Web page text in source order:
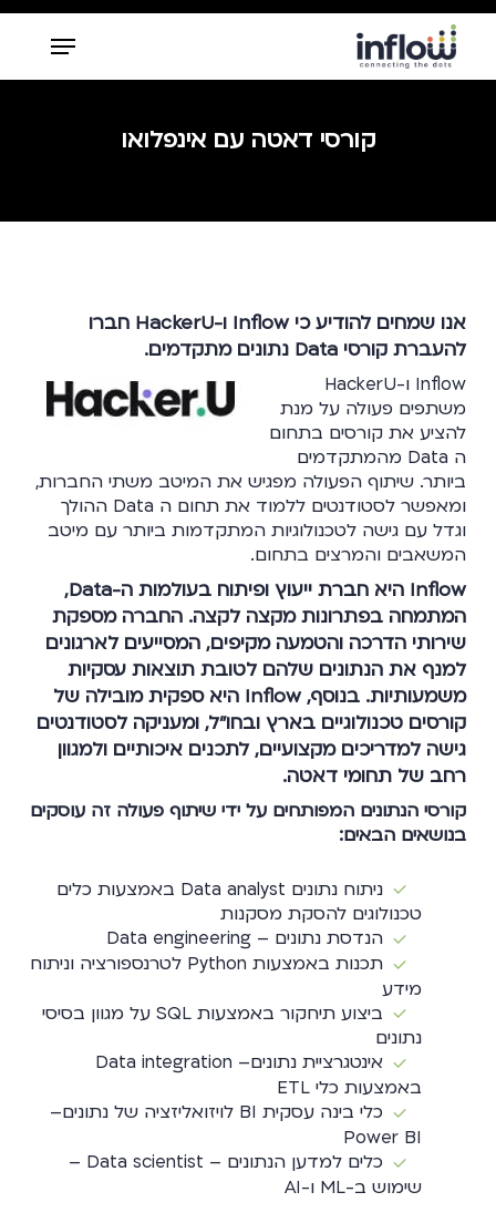
Skip
content
Menu
קורסי דאטה עם אינפלואו
אנו שמחים להודיע כי Inflow ו-HackerU חברו
להעברת קורסי Data נתונים מתקדמים.
Inflow ו-HackerU
משתפים פעולה על מנת
להציע את קורסים בתחום
ה Data מהמתקדמים
ביותר. שיתוף הפעולה מפגיש את המיטב משתי החברות,
ומאפשר לסטודנטים ללמוד את תחום ה Data ההולך
וגדל עם גישה לטכנולוגיות המתקדמות ביותר עם מיטב
המשאבים והמרצים בתחום.
Inflow היא חברת ייעוץ ופיתוח בעולמות ה-Data,
המתמחה בפתרונות מקצה לקצה. החברה מספקת
שירותי הדרכה והטמעה מקיפים, המסייעים לארגונים
למנף את הנתונים שלהם לטובת תוצאות עסקיות
משמעותיות. בנוסף, Inflow היא ספקית מובילה של
קורסים טכנולוגיים בארץ ובחו"ל, ומעניקה לסטודנטים
גישה למדריכים מקצועיים, לתכנים איכותיים ולמגוון
רחב של תחומי דאטה.
קורסי הנתונים המפותחים על ידי שיתוף פעולה זה עוסקים
בנושאים הבאים:
ניתוח נתונים Data analyst באמצעות כלים
טכנולוגים להסקת מסקנות
הנדסת נתונים – Data engineering
תכנות באמצעות Python לטרנספורציה וניתוח
מידע
ביצוע תיחקור באמצעות SQL על מגוון בסיסי
נתונים
אינטגרציית נתונים– Data integration
באמצעות כלי ETL
כלי בינה עסקית BI לויזואליזציה של נתונים–
Power BI
כלים למדען הנתונים – Data scientist –
שימוש ב-ML ו-AI
Close